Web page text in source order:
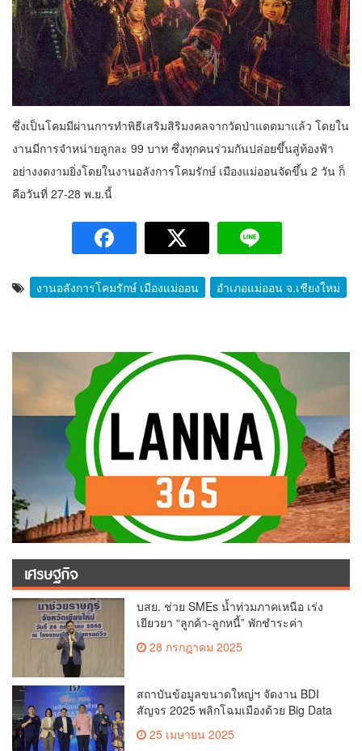
ซึ่งเป็นโคมมีผ่านการทำพิธีเสริมสิริมงคลจากวัดป่าแดดมาแล้ว โดยใน
งานมีการจำหน่ายลูกละ 99 บาท ซึ่งทุกคนร่วมกันปล่อยขึ้นสู่ท้องฟ้า
อย่างงดงามยิ่งโดยในงานอลังการโคมรักษ์ เมืองแม่ออนจัดขึ้น 2 วัน ก็
คือวันที่ 27-28 พ.ย.นี้
งานอลังการโคมรักษ์ เมืองแม่ออน อำเภอแม่ออน จ.เชียงใหม่
เศรษฐกิจ
บสย. ช่วย SMEs น้ำท่วมภาคเหนือ เร่ง
เยียวยา “ลูกค้า-ลูกหนี้” พักชำระค่า
ธรรมเนียม-ค่างวด
28 กรกฎาคม 2025
สถาบันข้อมูลขนาดใหญ่ฯ จัดงาน BDI
สัญจร 2025 พลิกโฉมเมืองด้วย Big Data
ข้อมูลเพื่อยกระดับเมือง สังคม และ
25 เมษายน 2025